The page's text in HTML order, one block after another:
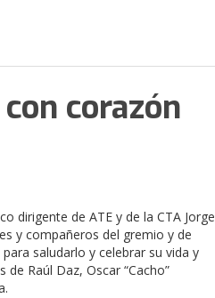
corazón
dirigente de ATE y de la CTA Jorge
y compañeros del gremio y de
saludarlo y celebrar su vida y
Raúl Daz, Oscar “Cacho”